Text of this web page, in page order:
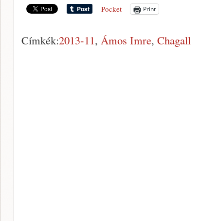
Pocket Print
Címkék:2013-11, Ámos Imre, Chagall